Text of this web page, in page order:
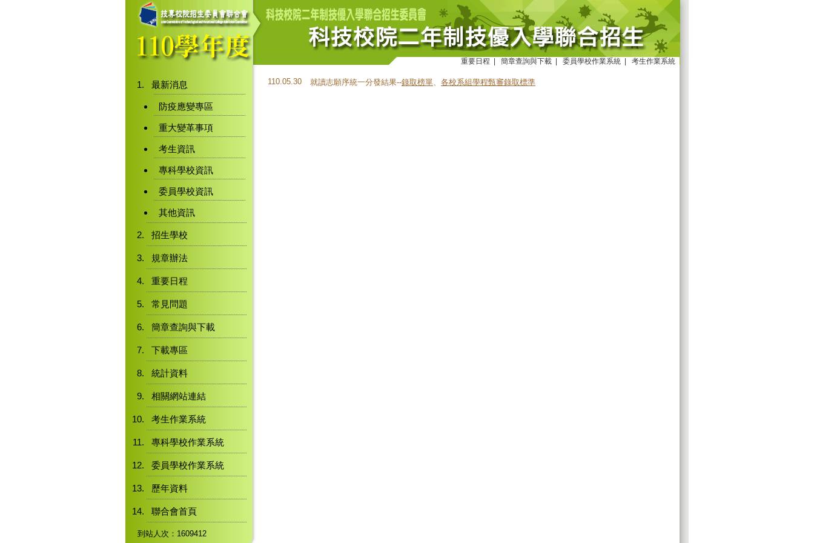
重要日程 簡章查詢與下載 委員學校作業系統 考生作業系統
最新消息
防疫應變專區
重大變革事項
考生資訊
專科學校資訊
委員學校資訊
其他資訊
招生學校
規章辦法
重要日程
常見問題
簡章查詢與下載
下載專區
統計資料
相關網站連結
考生作業系統
專科學校作業系統
委員學校作業系統
歷年資料
聯合會首頁
到站人次：1609412
110.05.30 就讀志願序統一分發結果--錄取榜單、 各校系組學程甄審錄取標準